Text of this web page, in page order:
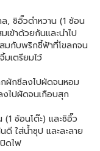
, ซิอิ๊วดำหวาน (1 ช้อน
เข้าด้วยกันและนำไป
มกับพริกชี้ฟ้าที่โขลกจน
เตรียมไว้
กผักชีลงไปผัดจนหอม
ไปผัดจนเกือบสุก
ช้อนโต๊ะ) และซิอิ๊ว
ดี ใส่น้ำซุป และละลาย
ดไฟ